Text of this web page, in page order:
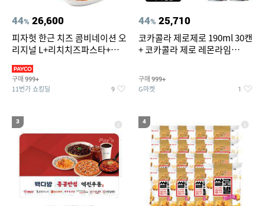
44% 26,600
피자헛 한근 치즈 콤비네이션 오
리지널 L+리치치즈파스타+콜
구매 999+
11번가 쇼킹딜 9
44% 25,710
코카콜라 제로제로 190ml 30캔
+ 코카콜라 제로 레몬라임
티커 세트
구매 999+
G마켓 1
3 4